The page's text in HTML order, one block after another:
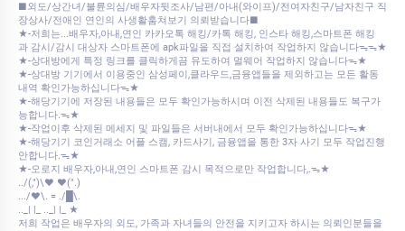
■외도/상간녀/불륜의심/배우자뒷조사/남편/아내(와이프)/전여자친구/남자친구 직
장상사/전애인 연인의 사생활훔쳐보기 의뢰받습니다■
★-저희는...배우자,아내,연인 카카오톡 해킹/카톡 해킹, 인스타 해킹,스마트폰 해킹
과 감시/감시 대상자 스마트폰에 apk파일을 직접 설치하여 작업하지 않습니다ᯓᯓ★
★-상대방에게 특정 링크를 클릭하게끔 유도하여 멀웨어 작업하지 않습니다ᯓ★
★-상대방 기기에서 이용중인 삼성페이,클라우드,금융앱들을 제외하고는 모든 활동
내역 확인가능하십니다ᯓ★
★-해당기기에 저장된 내용들은 모두 확인가능하시며 이전 삭제된 내용들도 복구가
능합니다.ᯓ★
★-작업이후 삭제된 메세지 및 파일들은 서버내에서 모두 확인가능하십니다ᯓ★
★-해당기기 코인거래소 어플 스캠, 카드사기, 금융앱을 통한 3자 사기 모두 작업진행
안합니다.ᯓ★
★-오로지 배우자,아내,연인 스마트폰 감시 목적으로만 작업합니다,.ᯓ★
../(,")\♥ ♥(".)
.../♥\. = ./█\.
.._| |_ .._| |_ ★
저희 작업은 배우자의 외도, 가족과 자녀들의 안전을 지키고자 하시는 의뢰인분들을